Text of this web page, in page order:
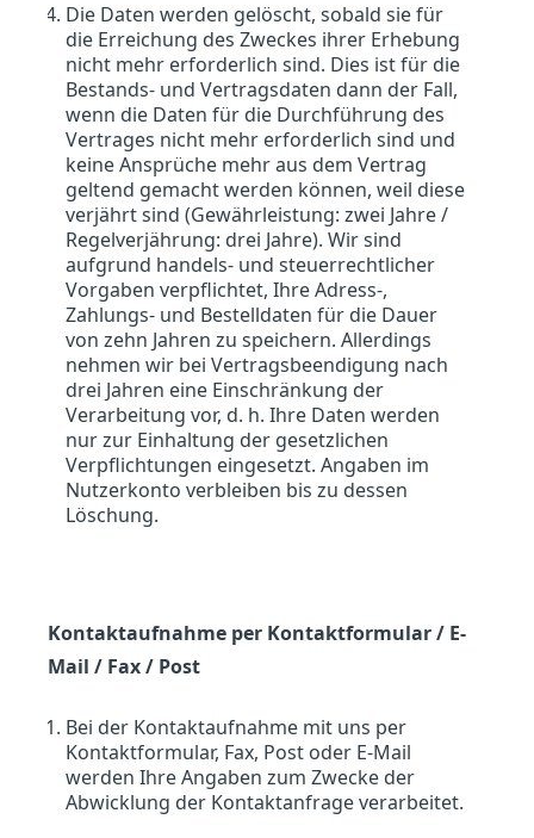
Die Daten werden gelöscht, sobald sie für
die Erreichung des Zweckes ihrer Erhebung
nicht mehr erforderlich sind. Dies ist für die
Bestands- und Vertragsdaten dann der Fall,
wenn die Daten für die Durchführung des
Vertrages nicht mehr erforderlich sind und
keine Ansprüche mehr aus dem Vertrag
geltend gemacht werden können, weil diese
verjährt sind (Gewährleistung: zwei Jahre /
Regelverjährung: drei Jahre). Wir sind
aufgrund handels- und steuerrechtlicher
Vorgaben verpflichtet, Ihre Adress-,
Zahlungs- und Bestelldaten für die Dauer
von zehn Jahren zu speichern. Allerdings
nehmen wir bei Vertragsbeendigung nach
drei Jahren eine Einschränkung der
Verarbeitung vor, d. h. Ihre Daten werden
nur zur Einhaltung der gesetzlichen
Verpflichtungen eingesetzt. Angaben im
Nutzerkonto verbleiben bis zu dessen
Löschung.
Kontaktaufnahme per Kontaktformular / E-
Mail / Fax / Post
Bei der Kontaktaufnahme mit uns per
Kontaktformular, Fax, Post oder E-Mail
werden Ihre Angaben zum Zwecke der
Abwicklung der Kontaktanfrage verarbeitet.